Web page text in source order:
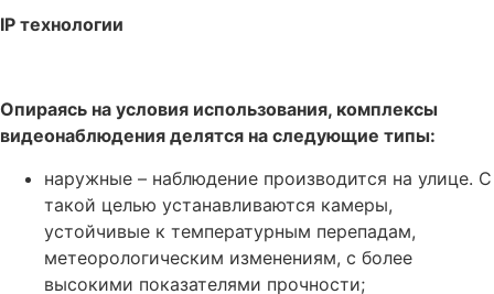
IP технологии
Опираясь на условия использования, комплексы
видеонаблюдения делятся на следующие типы:
наружные – наблюдение производится на улице. С
такой целью устанавливаются камеры,
устойчивые к температурным перепадам,
метеорологическим изменениям, с более
высокими показателями прочности;